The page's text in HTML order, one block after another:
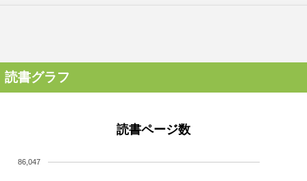
読書グラフ
読書ページ数
86,047